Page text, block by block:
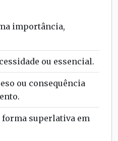
importância,
ou essencial.
ou consequência
forma superlativa em